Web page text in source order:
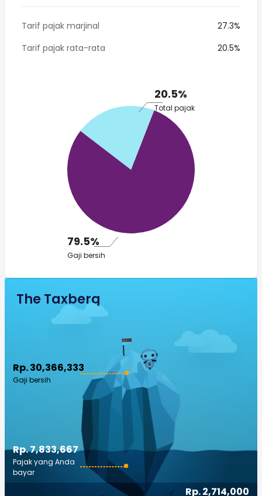
Tarif pajak marjinal
27.3%
Tarif pajak rata-rata
20.5%
20.5%
Total pajak
79.5%
Gaji bersih
The Taxberg
Rp. 30,366,333
Gaji bersih
Rp. 2,714,000
Rp. 7,833,667
Pajak yang Anda
bayar